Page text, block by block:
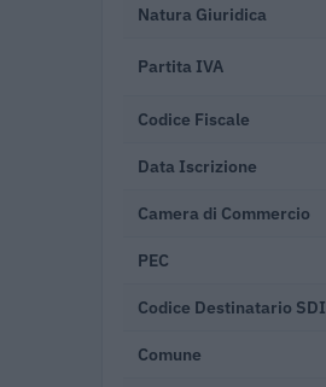
Natura Giuridica
Partita IVA
Codice Fiscale
Data Iscrizione
Camera di Commercio
PEC
Codice Destinatario SDI
Comune